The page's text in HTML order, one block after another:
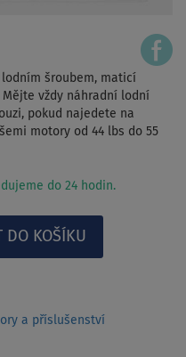
šroubem, maticí
vždy náhradní lodní
pokud najedete na
motory od 44 lbs do 55
do 24 hodin.
a příslušenství